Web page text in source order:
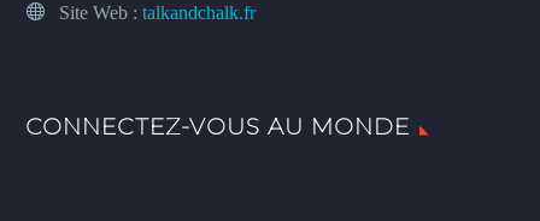
Site Web : talkandchalk.fr
CONNECTEZ-VOUS AU MONDE